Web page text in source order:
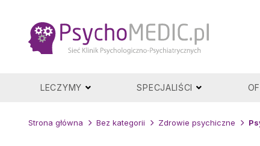
LECZYMY SPECJALIŚCI
Strona główna Bez kategorii Zdrowie psychiczne